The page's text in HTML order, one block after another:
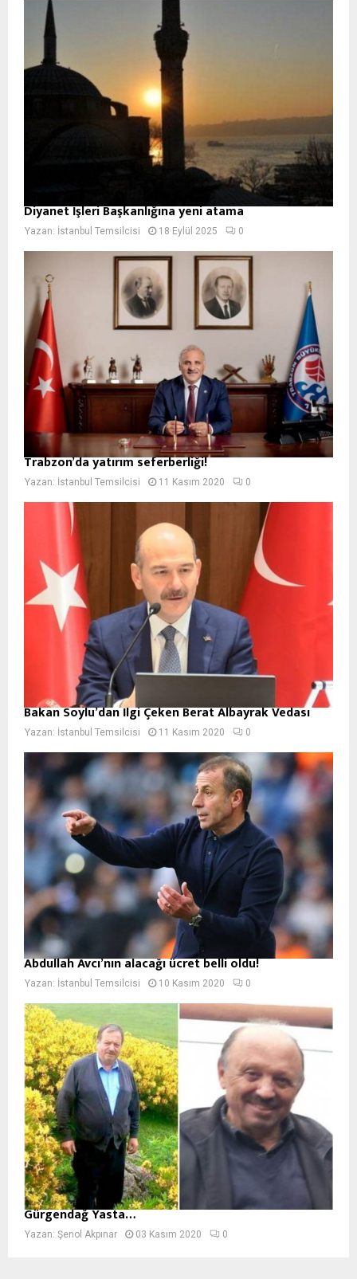
Diyanet İşleri Başkanlığına yeni atama
Yazan: İstanbul Temsilcisi 18 Eylül 2025 0
Trabzon’da yatırım seferberliği!
Yazan: İstanbul Temsilcisi 11 Kasım 2020 0
Bakan Soylu’dan İlgi Çeken Berat Albayrak Vedası
Yazan: İstanbul Temsilcisi 11 Kasım 2020 0
Abdullah Avcı’nın alacağı ücret belli oldu!
Yazan: İstanbul Temsilcisi 10 Kasım 2020 0
Gürgendağ Yasta…
Yazan: Şenol Akpınar 03 Kasım 2020 0